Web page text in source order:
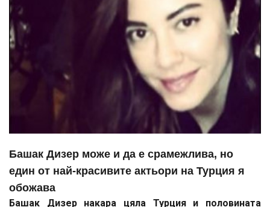
Башак Дизер може и да е срамежлива, но
един от най-красивите актьори на Турция я
обожава
Башак Дизер накара цяла Турция и половината